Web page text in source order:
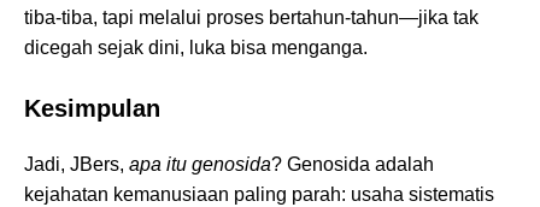
tiba-tiba, tapi melalui proses bertahun-tahun—jika tak
dicegah sejak dini, luka bisa menganga.
Kesimpulan
Jadi, JBers, apa itu genosida? Genosida adalah
kejahatan kemanusiaan paling parah: usaha sistematis